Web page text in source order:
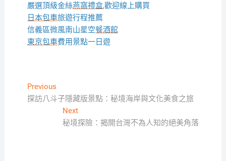
嚴選頂級金絲燕窩禮盒,歡迎線上購買
日本包車旅遊行程推薦
信義區微風南山星空餐酒館
東京包車費用景點一日遊
文
章
PreviousPrevious
post:
探訪八斗子隱藏版景點：秘境海岸與文化美食之旅
NextNext
post:
秘境探險：揭開台灣不為人知的絕美角落